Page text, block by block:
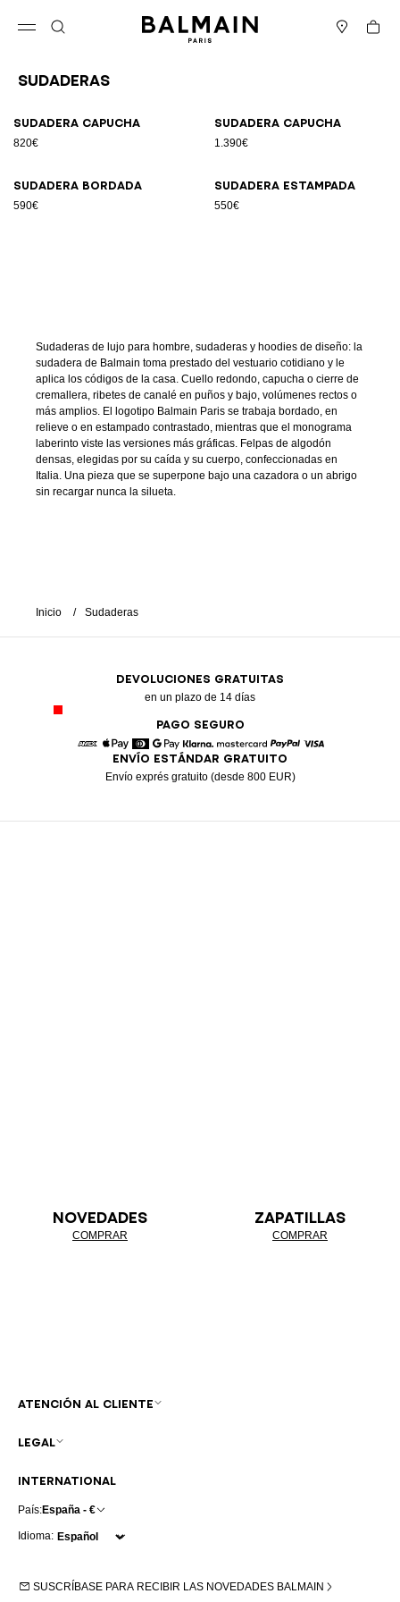
Cesta
Sudaderas
Sudadera capucha
820€
Sudadera capucha
1.390€
Sudadera bordada
590€
Sudadera estampada
550€
Sudaderas de lujo para hombre, sudaderas y hoodies de diseño: la
sudadera de Balmain toma prestado del vestuario cotidiano y le
aplica los códigos de la casa. Cuello redondo, capucha o cierre de
cremallera, ribetes de canalé en puños y bajo, volúmenes rectos o
más amplios. El logotipo Balmain Paris se trabaja bordado, en
relieve o en estampado contrastado, mientras que el monograma
laberinto viste las versiones más gráficas. Felpas de algodón
densas, elegidas por su caída y su cuerpo, confeccionadas en
Italia. Una pieza que se superpone bajo una cazadora o un abrigo
sin recargar nunca la silueta.
Inicio Sudaderas
DEVOLUCIONES GRATUITAS
en un plazo de 14 días
PAGO SEGURO
American Express
Apple Pay
DinersGoogle Pay
Klarna MastercardPaypal
ENVÍO ESTÁNDAR GRATUITO
Envío exprés gratuito (desde 800 EUR)
NOVEDADES
COMPRAR
ZAPATILLAS
COMPRAR
INTERNATIONAL
País:España - €
Idioma:
SUSCRÍBASE PARA RECIBIR LAS NOVEDADES BALMAIN
ATENCIÓN AL CLIENTE
LEGAL